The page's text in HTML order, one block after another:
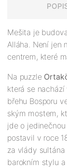
Mešita je
Alláha. Není jen
centrem, které
Na puzzle
která se
břehu Bosporu
ským mos­tem,
jde o
postavil v roce
za vlády
barokním stylu